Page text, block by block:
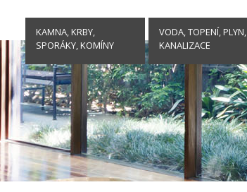
KAMNA, KRBY,
SPORÁKY, KOMÍNY
VODA, TOPENÍ, PLYN,
KANALIZACE